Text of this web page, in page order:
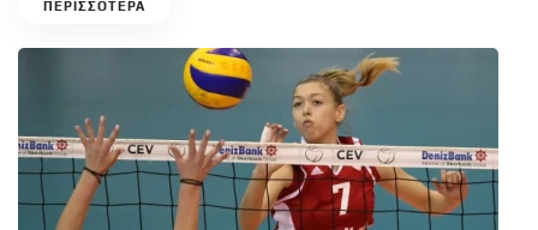
ΠΕΡΙΣΣΟΤΕΡΑ